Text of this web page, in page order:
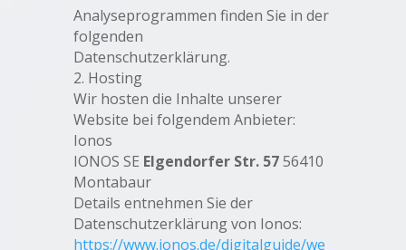
Analyseprogrammen finden Sie in der
folgenden
Datenschutzerklärung.
2. Hosting
Wir hosten die Inhalte unserer
Website bei folgendem Anbieter:
Ionos
IONOS SE Elgendorfer Str. 5756410
Montabaur
Details entnehmen Sie der
Datenschutzerklärung von Ionos:
https://www.ionos.de/digitalguide/we